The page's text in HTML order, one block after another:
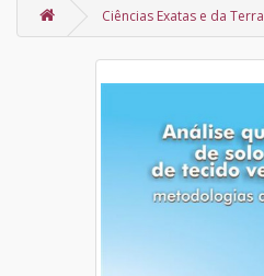
Ciências Exatas e da Terra